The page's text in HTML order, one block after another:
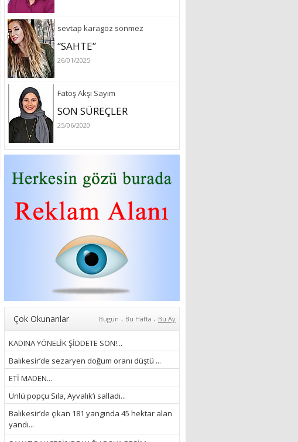
sevtap karagöz sönmez
“SAHTE”
26/01/2025
Fatoş Akşi Sayım
SON SÜREÇLER
25/06/2020
özlem arslan
Hydrafacial cilt bakımı
26/07/2022
Sibel Atam
“18 Mart Çanakkale
Zaferi” Denildiğinde Ne
Anlıyoruz?
Aleyna Gürsoy
“GELİŞ VE GİDİŞLERİN
ARASINDA...”
07/04/2026
Fatma Zehra Köseley
MUSTAFA KEMALİN
KAĞNISI
07/04/2026
Mehmet Çağ
“BEDEN VE RUH
Çok Okunanlar Bugün . Bu Hafta . Bu Ay
KADINA YÖNELİK ŞİDDETE SON!...
Balıkesir’de sezaryen doğum oranı düştü ...
ETİ MADEN...
Ünlü popçu Sıla, Ayvalık’ı salladı...
Balıkesir’de çıkan 181 yangında 45 hektar alan
yandı...